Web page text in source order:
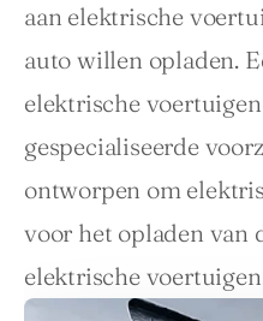
aan elektrische
auto willen opladen.
elektrische voertuigen
gespecialiseerde
ontworpen om
voor het opladen van
elektrische